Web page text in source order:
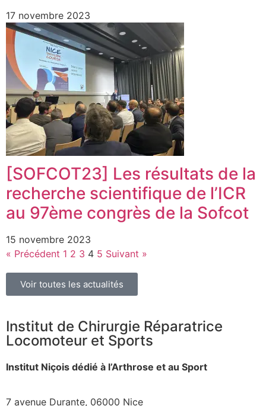
17 novembre 2023
[SOFCOT23] Les résultats de la
recherche scientifique de l’ICR
au 97ème congrès de la Sofcot
15 novembre 2023
« Précédent 1 2 3 4 5 Suivant »
Voir toutes les actualités
Institut de Chirurgie Réparatrice
Locomoteur et Sports
Institut Niçois dédié à l’Arthrose et au Sport
7 avenue Durante, 06000 Nice